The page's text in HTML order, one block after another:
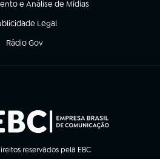
e Análise de Mídias
aba)
Legal
em nova aba)
Rádio Gov
(abre em nova aba)
reservados pela EBC